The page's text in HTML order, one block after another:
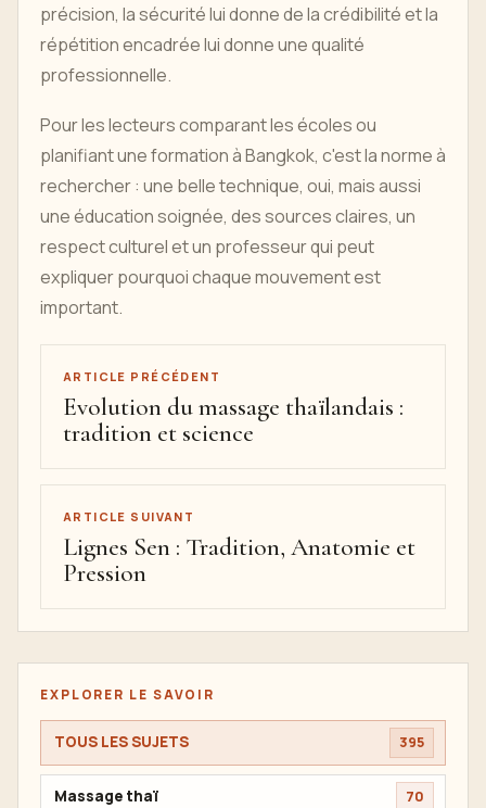
précision, la sécurité lui donne de la crédibilité et la
répétition encadrée lui donne une qualité
professionnelle.
Pour les lecteurs comparant les écoles ou
planifiant une formation à Bangkok, c'est la norme à
rechercher : une belle technique, oui, mais aussi
une éducation soignée, des sources claires, un
respect culturel et un professeur qui peut
expliquer pourquoi chaque mouvement est
important.
ARTICLE PRÉCÉDENT
Evolution du massage thaïlandais :
tradition et science
ARTICLE SUIVANT
Lignes Sen : Tradition, Anatomie et
Pression
EXPLORER LE SAVOIR
TOUS LES SUJETS 395
Massage thaï 70